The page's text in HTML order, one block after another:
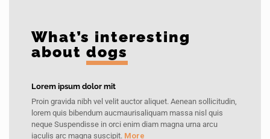
What’s interesting
about dogs
Lorem ipsum dolor mit
Proin gravida nibh vel velit auctor aliquet. Aenean sollicitudin,
lorem quis bibendum aucmaurisaliquam massa nisl quis
neque Suspendisse in orci enim diam magna urna arcu
iaculis arc magna suscipit. More